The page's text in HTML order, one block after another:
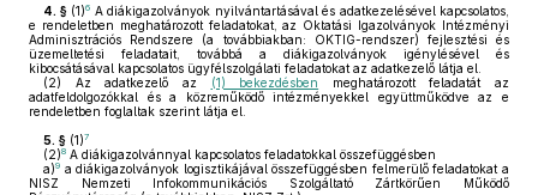
4. § (1)6 A diákigazolványok nyilvántartásával és adatkezelésével kapcsolatos,
e rendeletben meghatározott feladatokat, az Oktatási Igazolványok Intézményi
Adminisztrációs Rendszere (a továbbiakban: OKTIG-rendszer) fejlesztési és
üzemeltetési feladatait, továbbá a diákigazolványok igénylésével és
kibocsátásával kapcsolatos ügyfélszolgálati feladatokat az adatkezelő látja el.
(2) Az adatkezelő az (1) bekezdésben meghatározott feladatát az
adatfeldolgozókkal és a közreműködő intézményekkel együttműködve az e
rendeletben foglaltak szerint látja el.
5. § (1)7
(2)8 A diákigazolvánnyal kapcsolatos feladatokkal összefüggésben
a)9 a diákigazolványok logisztikájával összefüggésben felmerülő feladatokat a
NISZ Nemzeti Infokommunikációs Szolgáltató Zártkörűen Működő